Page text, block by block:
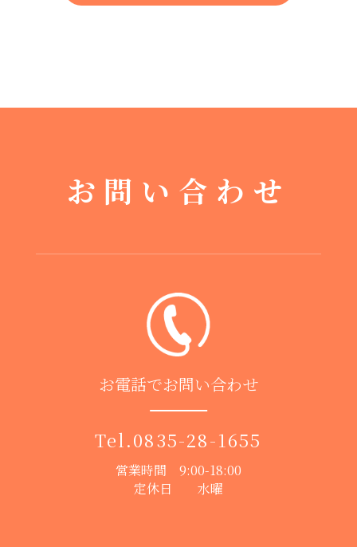
お問い合わせ
お電話でお問い合わせ
Tel.0835-28-1655
営業時間 9:00-18:00
定休日 水曜